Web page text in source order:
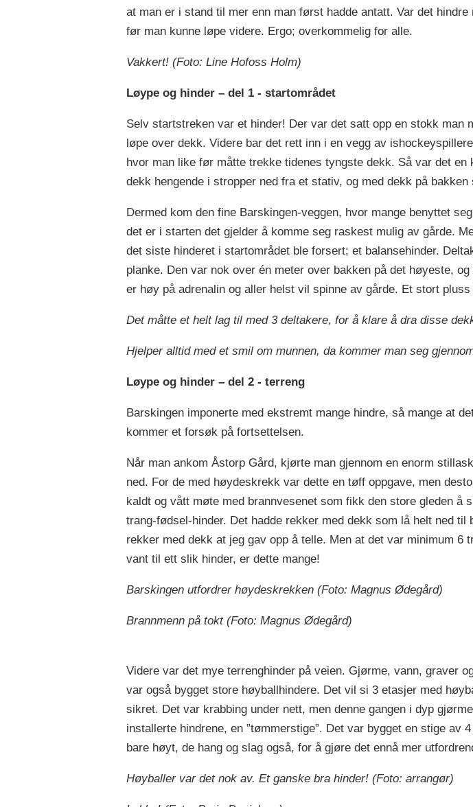
at man er i stand til mer enn man først hadde antatt. Var det
før man kunne løpe videre. Ergo; overkommelig for alle.
Vakkert! (Foto: Line Hofoss Holm)
Løype og hinder – del 1 - startområdet
Selv startstreken var et hinder! Der var det satt opp en stokk
løpe over dekk. Videre bar det rett inn i en vegg av
hvor man like før måtte trekke tidenes tyngste dekk. Så var det
dekk hengende i stropper ned fra et stativ, og med dekk på
Dermed kom den fine Barskingen-veggen, hvor mange benyttet
det er i starten det gjelder å komme seg raskest mulig av gårde.
det siste hinderet i startområdet ble forsert; et balansehinder.
planke. Den var nok over én meter over bakken på det høyeste,
er høy på adrenalin og aller helst vil spinne av gårde. Et stort
Det måtte et helt lag til med 3 deltakere, for å klare å dra disse
Hjelper alltid med et smil om munnen, da kommer man seg
Løype og hinder – del 2 - terreng
Barskingen imponerte med ekstremt mange hindre, så mange at
kommer et forsøk på fortsettelsen.
Når man ankom Åstorp Gård, kjørte man gjennom en enorm
ned. For de med høydeskrekk var dette en tøff oppgave, men
kaldt og vått møte med brannvesenet som fikk den store gleden
trang-fødsel-hinder. Det hadde rekker med dekk som lå helt ned
rekker med dekk at jeg gav opp å telle. Men at det var minimum
vant til ett slik hinder, er dette mange!
Barskingen utfordrer høydeskrekken (Foto: Magnus Ødegård)
Brannmenn på tokt (Foto: Magnus Ødegård)
Videre var det mye terrenghinder på veien. Gjørme, vann, graver
var også bygget store høyballhindere. Det vil si 3 etasjer med
sikret. Det var krabbing under nett, men denne gangen i dyp
installerte hindrene, en ”tømmerstige”. Det var bygget en stige
bare høyt, de hang og slag også, for å gjøre det ennå mer
Høyballer var det nok av. Et ganske bra hinder! (Foto: arrangør)